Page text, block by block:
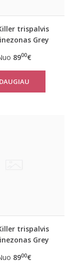
trispalvis
Grey
8900€
DAUGIAU
trispalvis
Grey
8900€